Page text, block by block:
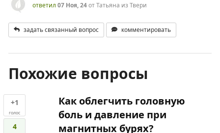
ответил 07 Ноя, 24отТатьяна из Твери
задать связанный вопрос комментировать
Похожие вопросы
+1
голос
4
Как облегчить головную
боль и давление при
магнитных бурях?